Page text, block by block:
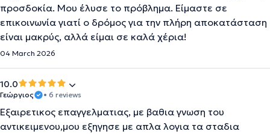
προσδοκία. Μου έλυσε το πρόβλημα. Είμαστε σε
επικοινωνία γιατί ο δρόμος για την πλήρη αποκατάσταση
είναι μακρύς, αλλά είμαι σε καλά χέρια!
04 March 2026
10.0
Γεώργιος • 6 reviews
Εξαιρετικος επαγγελματιας, με βαθια γνωση του
αντικειμενου,μου εξηγησε με απλα λογια τα σταδια